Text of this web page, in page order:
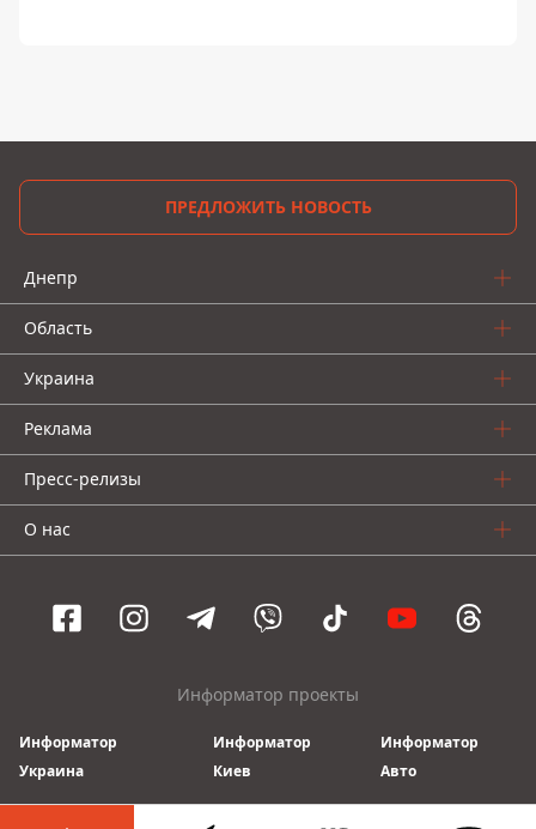
ПРЕДЛОЖИТЬ НОВОСТЬ
Днепр
Область
Украина
Реклама
Пресс-релизы
О нас
Информатор проекты
Информатор
Украина
Информатор
Киев
Информатор
Авто